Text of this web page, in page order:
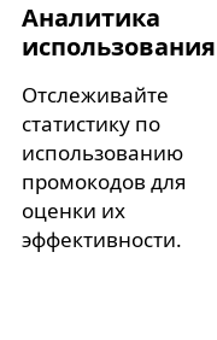
Аналитика
использования
Отслеживайте
статистику по
использованию
промокодов для
оценки их
эффективности.